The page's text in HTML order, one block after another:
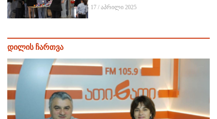
17 / აპრილი 2025
დილის ჩართვა